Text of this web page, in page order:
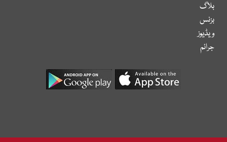
بلاگ
بزنس
ویڈیوز
جرائم